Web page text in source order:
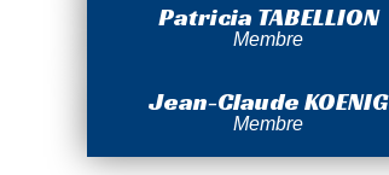
Patricia TABELLION
Membre
Jean-Claude KOENIG
Membre